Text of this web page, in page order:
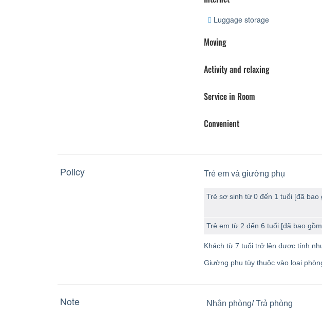
Luggage storage
Moving
Activity and relaxing
Service in Room
Convenient
Policy Trẻ em và giường phụ
Trẻ sơ sinh từ 0 đến 1 tuổi [đã bao
Trẻ em từ 2 đến 6 tuổi [đã bao
Khách từ 7 tuổi trở lên được tính
Giường phụ tùy thuộc vào loại
Note Nhận phòng/ Trả phòng